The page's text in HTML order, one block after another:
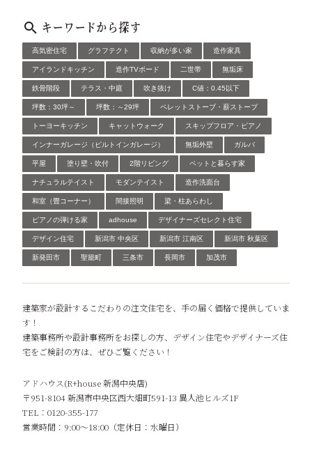
キーワードから探す
高気密住宅 グラフテクト 収納が多い家 造作家具
アイランドキッチン 造作TVボード 二世帯 無垢床
鉄骨階段 テラス・中庭 吹き抜け C値：0.45以下
坪数：30坪～ 坪数：～29坪 ペレットストーブ・薪ストーブ
トーヨーキッチン キャットウォーク スキップフロア・ピアノ
インナーガレージ（ビルトインガレージ） 無垢外壁 ガルバ
平屋 塗り壁・吹付 2階リビング ペットと暮らす家
ナチュラルテイスト モダンテイスト 造作洗面台
和室（畳コーナー） 間接照明 梁・柱あらわし
ピアノの弾ける家 adhouse デザイナーズセレクト住宅
デザイン住宅 新潟市 中央区 新潟市 江南区 新潟市 秋葉区
新発田市 聖籠町 三条市 長岡市 加茂市
建築家が設計するこだわりの注文住宅を、手の届く価格で提供していま
す！
建築事務所や設計事務所をお探しの方、デザイン住宅やデザイナーズ住
宅をご検討の方は、ぜひご覧ください！
アドハウス(R+house 新潟中央店)
〒951-8104 新潟市中央区西大畑町591-13 異人池ヒルズ1F
TEL：0120-355-177
営業時間：9:00～18:00（定休日：水曜日）